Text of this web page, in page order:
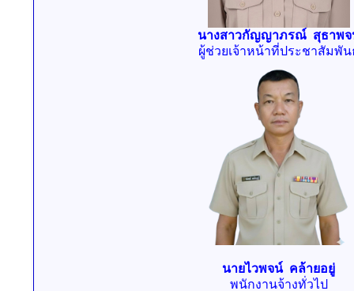
นางสาวกัญญาภรณ์ สุธาพจ
ผู้ช่วยเจ้าหน้าที่ประชาสัมพัน
นายไวพจน์ คล้ายอยู่
พนักงานจ้างทั่วไป